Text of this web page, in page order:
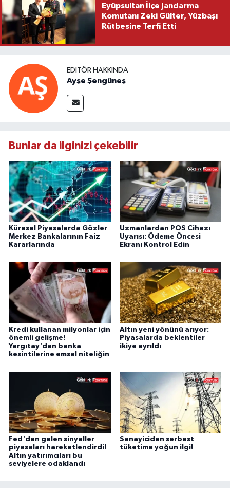
Eyüpsultan İlçe Jandarma
Komutanı Zeki Gülter, Yüzbaşı
Rütbesine Terfi Etti
EDITÖR HAKKINDA
Ayşe Şengüneş
Bunlar da ilginizi çekebilir
Küresel Piyasalarda Gözler
Merkez Bankalarının Faiz
Kararlarında
Uzmanlardan POS Cihazı
Uyarısı: Ödeme Öncesi
Ekranı Kontrol Edin
Kredi kullanan milyonlar için
önemli gelişme!
Yargıtay'dan banka
kesintilerine emsal niteliğin
Altın yeni yönünü arıyor:
Piyasalarda beklentiler
ikiye ayrıldı
Fed'den gelen sinyaller
piyasaları hareketlendirdi!
Altın yatırımcıları bu
seviyelere odaklandı
Sanayiciden serbest
tüketime yoğun ilgi!